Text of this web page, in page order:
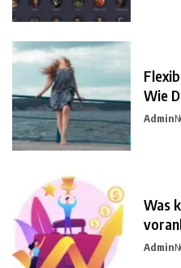
Wie
Admin
Was
Admin